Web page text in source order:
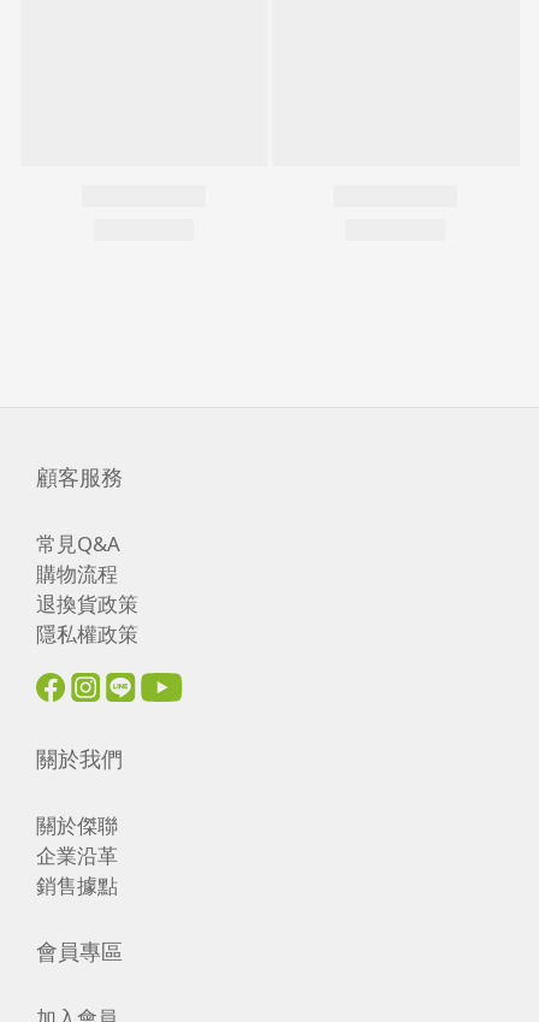
顧客服務
常見Q&A
購物流程
退換貨政策
隱私權政策
關於我們
關於傑聯
企業沿革
銷售據點
會員專區